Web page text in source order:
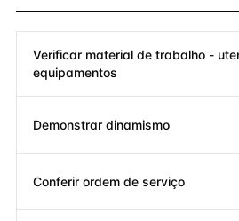
Verificar material de trabalho -
equipamentos
Demonstrar dinamismo
Conferir ordem de serviço